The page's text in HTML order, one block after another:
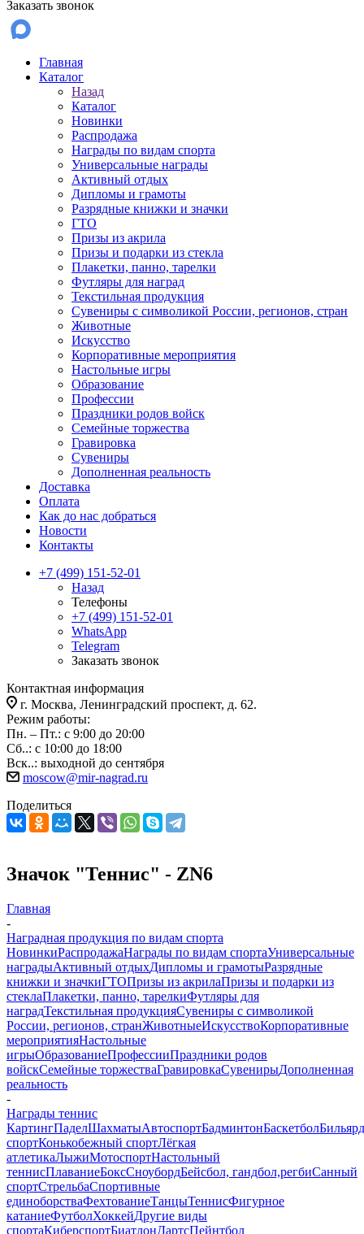
Заказать звонок
Главная
Каталог
Назад
Каталог
Новинки
Распродажа
Награды по видам спорта
Универсальные награды
Активный отдых
Дипломы и грамоты
Разрядные книжки и значки
ГТО
Призы из акрила
Призы и подарки из стекла
Плакетки, панно, тарелки
Футляры для наград
Текстильная продукция
Сувениры с символикой России, регионов, стран
Животные
Искусство
Корпоративные мероприятия
Настольные игры
Образование
Профессии
Праздники родов войск
Семейные торжества
Гравировка
Сувениры
Дополненная реальность
Доставка
Оплата
Как до нас добраться
Новости
Контакты
+7 (499) 151-52-01
Назад
Телефоны
+7 (499) 151-52-01
WhatsApp
Telegram
Заказать звонок
Контактная информация
г. Москва, Ленинградский проспект, д. 62.
Режим работы:
Пн. – Пт.: с 9:00 до 20:00
Сб..: с 10:00 до 18:00
Вск..: выходной до сентября
moscow@mir-nagrad.ru
Поделиться
Значок "Теннис" - ZN6
Главная
-
Наградная продукция по видам спорта
НовинкиРаспродажаНаграды по видам спортаУниверсальные
наградыАктивный отдыхДипломы и грамотыРазрядные
книжки и значкиГТОПризы из акрилаПризы и подарки из
стеклаПлакетки, панно, тарелкиФутляры для
наградТекстильная продукцияСувениры с символикой
России, регионов, странЖивотныеИскусствоКорпоративные
мероприятияНастольные
игрыОбразованиеПрофессииПраздники родов
войскСемейные торжестваГравировкаСувенирыДополненная
реальность
-
Награды теннис
КартингПаделШахматыАвтоспортБадминтонБаскетболБильярд
спортКонькобежный спортЛёгкая
атлетикаЛыжиМотоспортНастольный
теннисПлаваниеБоксСноубордБейсбол, гандбол,регбиСанный
спортСтрельбаСпортивные
единоборстваФехтованиеТанцыТеннисФигурное
катаниеФутболХоккейДругие виды
спортаКиберспортБиатлонДартсПейнтбол